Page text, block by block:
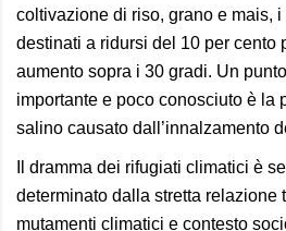
coltivazione di riso, grano e mais,
destinati a ridursi del 10 per cento
aumento sopra i 30 gradi. Un
importante e poco conosciuto è la
salino causato dall’innalzamento
Il dramma dei rifugiati climatici è
determinato dalla stretta relazione
mutamenti climatici e contesto